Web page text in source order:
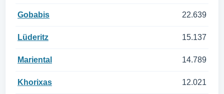
Gobabis 22.639
Lüderitz 15.137
Mariental 14.789
Khorixas 12.021